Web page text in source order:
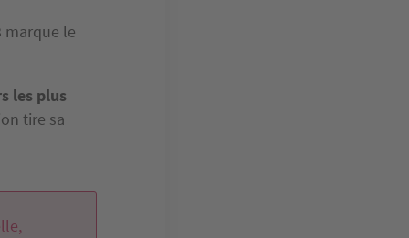
marque le
les plus
tire sa